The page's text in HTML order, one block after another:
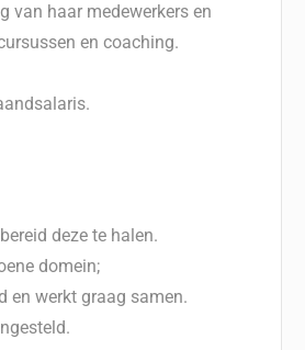
van haar medewerkers en
en coaching.
deze te halen.
domein;
en werkt graag samen.